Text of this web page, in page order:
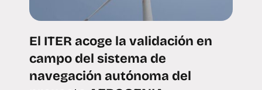
El ITER acoge la validación en
campo del sistema de
navegación autónoma del